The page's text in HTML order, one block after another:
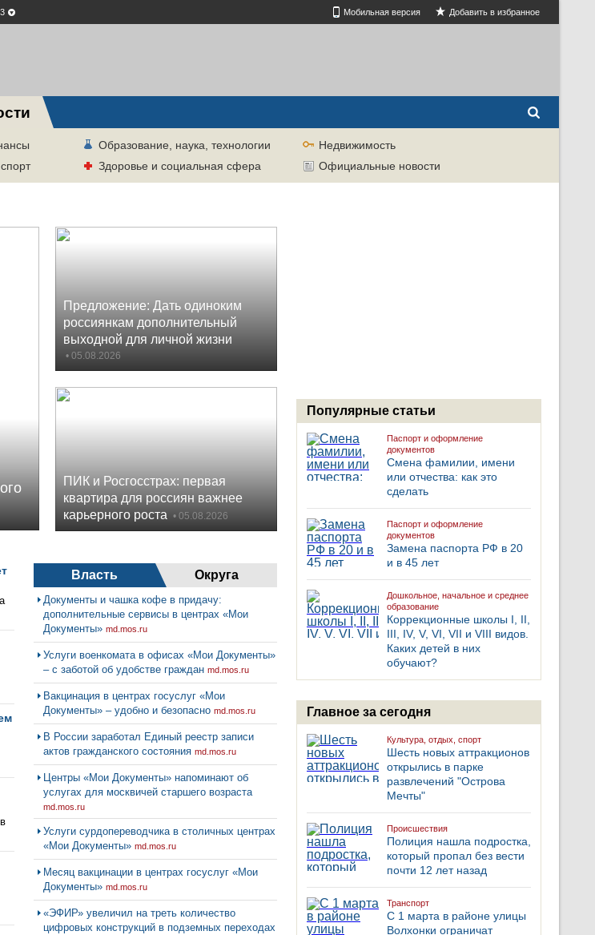
Мобильная версия Добавить в избранное
Образование, наука, технологии
Недвижимость
Здоровье и социальная сфера Официальные новости
Популярные статьи
Паспорт и оформление
документов
Смена фамилии, имени
или отчества: как это
сделать
Паспорт и оформление
документов
Замена паспорта РФ в 20
и в 45 лет
Дошкольное, начальное и среднее
образование
Коррекционные школы I, II,
III, IV, V, VI, VII и VIII видов.
Каких детей в них
обучают?
Главное за сегодня
Культура, отдых, спорт
Шесть новых аттракционов
открылись в парке
развлечений "Острова
Мечты"
Происшествия
Полиция нашла подростка,
который пропал без вести
почти 12 лет назад
Транспорт
С 1 марта в районе улицы
Волхонки ограничат
Предложение: Дать одиноким
россиянкам дополнительный
выходной для личной жизни
• 05.08.2026
ПИК и Росгосстрах: первая
квартира для россиян важнее
карьерного роста • 05.08.2026
Власть Округа
Документы и чашка кофе в придачу:
дополнительные сервисы в центрах «Мои
Документы» md.mos.ru
Услуги военкомата в офисах «Мои Документы»
– с заботой об удобстве граждан md.mos.ru
Вакцинация в центрах госуслуг «Мои
Документы» – удобно и безопасно md.mos.ru
В России заработал Единый реестр записи
актов гражданского состояния md.mos.ru
Центры «Мои Документы» напоминают об
услугах для москвичей старшего возраста
md.mos.ru
Услуги сурдопереводчика в столичных центрах
«Мои Документы» md.mos.ru
Месяц вакцинации в центрах госуслуг «Мои
Документы» md.mos.ru
«ЭФИР» увеличил на треть количество
цифровых конструкций в подземных переходах